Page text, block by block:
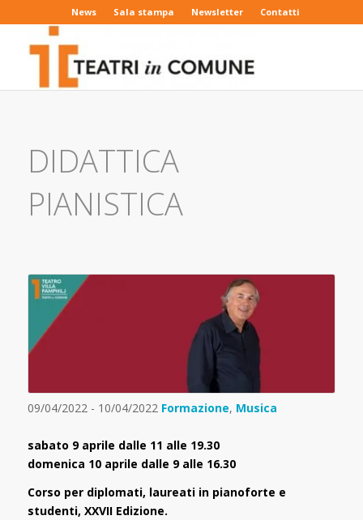
News Sala stampa Newsletter Contatti
DIDATTICA
PIANISTICA
09/04/2022 - 10/04/2022 Formazione, Musica
sabato 9 aprile dalle 11 alle 19.30
domenica 10 aprile dalle 9 alle 16.30
Corso per diplomati, laureati in pianoforte e
studenti, XXVII Edizione.